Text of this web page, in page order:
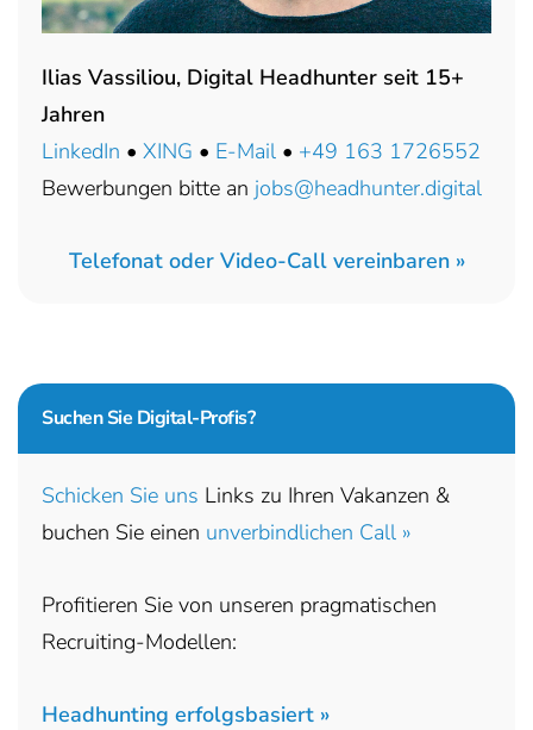
Ilias Vassiliou, Digital Headhunter seit 15+
Jahren
LinkedIn • XING • E-Mail • +49 163 1726552
Bewerbungen bitte an jobs@headhunter.digital
Telefonat oder Video-Call vereinbaren »
Suchen Sie Digital-Profis?
Schicken Sie uns Links zu Ihren Vakanzen &
buchen Sie einen unverbindlichen Call »
Profitieren Sie von unseren pragmatischen
Recruiting-Modellen:
Headhunting erfolgsbasiert »